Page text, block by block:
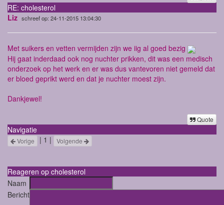
RE: cholesterol
Liz schreef op: 24-11-2015 13:04:30
Met suikers en vetten vermijden zijn we iig al goed bezig
Hij gaat inderdaad ook nog nuchter prikken, dit was een medisch
onderzoek op het werk en er was dus vantevoren niet gemeld dat
er bloed geprikt werd en dat je nuchter moest zijn.
Dankjewel!
Quote
Navigatie
Vorige | 1 | Volgende
Reageren op cholesterol
Naam
Bericht